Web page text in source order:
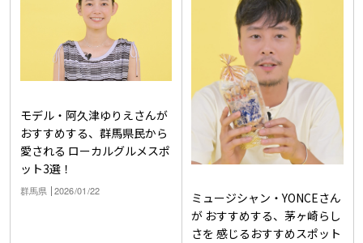
モデル・阿久津ゆりえさんが
おすすめする、群馬県民から
愛される ローカルグルメスポ
ット3選！
群馬県 2026/01/22
ミュージシャン・YONCEさん
が おすすめする、茅ヶ崎らし
さを 感じるおすすめスポット